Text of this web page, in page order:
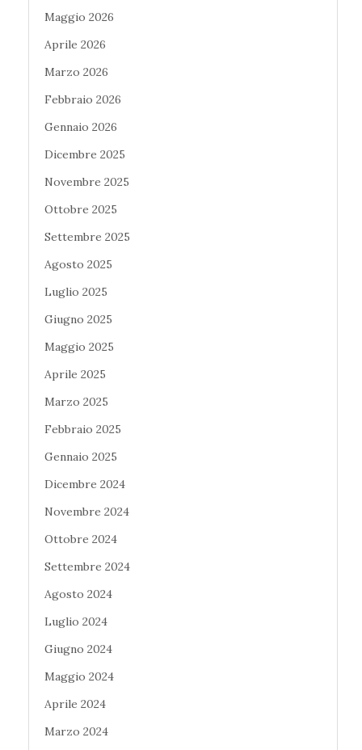
Maggio 2026
Aprile 2026
Marzo 2026
Febbraio 2026
Gennaio 2026
Dicembre 2025
Novembre 2025
Ottobre 2025
Settembre 2025
Agosto 2025
Luglio 2025
Giugno 2025
Maggio 2025
Aprile 2025
Marzo 2025
Febbraio 2025
Gennaio 2025
Dicembre 2024
Novembre 2024
Ottobre 2024
Settembre 2024
Agosto 2024
Luglio 2024
Giugno 2024
Maggio 2024
Aprile 2024
Marzo 2024